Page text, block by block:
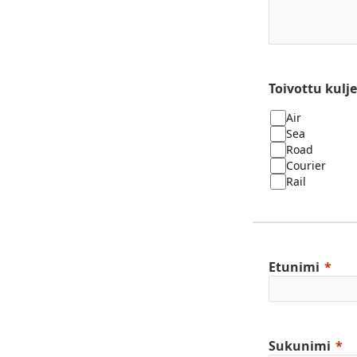
Toivottu
Air
Sea
Road
Courier
Rail
Etunimi
Sukunimi